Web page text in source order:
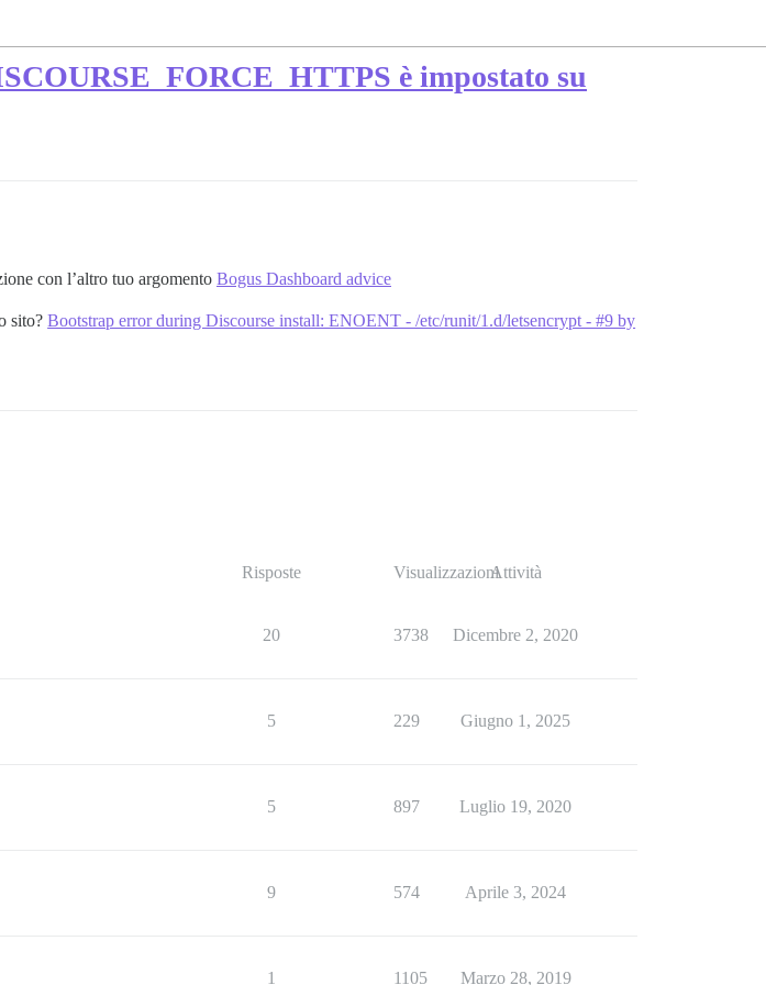
è impostato su
con l’altro tuo argomento Bogus Dashboard advice
sito?Bootstrap error during Discourse install: ENOENT - /etc/runit/1.d/letsencrypt - #9 by
Risposte VisualizzazioniAttività
20 3738 Dicembre 2, 2020
5 229 Giugno 1, 2025
5 897 Luglio 19, 2020
9 574 Aprile 3, 2024
1 1105 Marzo 28, 2019